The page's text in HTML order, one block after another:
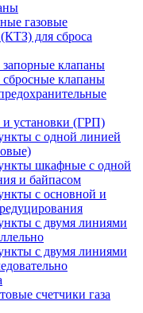
газовые
для сброса
клапаны
клапаны
и установки (ГРП)
с одной линией
шкафные с одной
и байпасом
с основной и
с двумя линиями
с двумя линиями
счетчики газа